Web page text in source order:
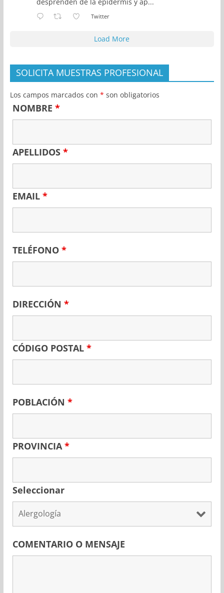
Twitter
Load More
SOLICITA MUESTRAS PROFESIONAL
Los campos marcados con * son obligatorios
NOMBRE *
APELLIDOS *
EMAIL *
TELÉFONO *
DIRECCIÓN *
CÓDIGO POSTAL *
POBLACIÓN *
PROVINCIA *
Seleccionar
COMENTARIO O MENSAJE